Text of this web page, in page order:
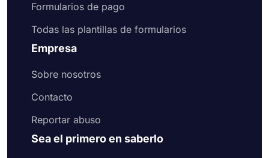
Formularios de pago
Todas las plantillas de formularios
Empresa
Sobre nosotros
Contacto
Reportar abuso
Sea el primero en saberlo